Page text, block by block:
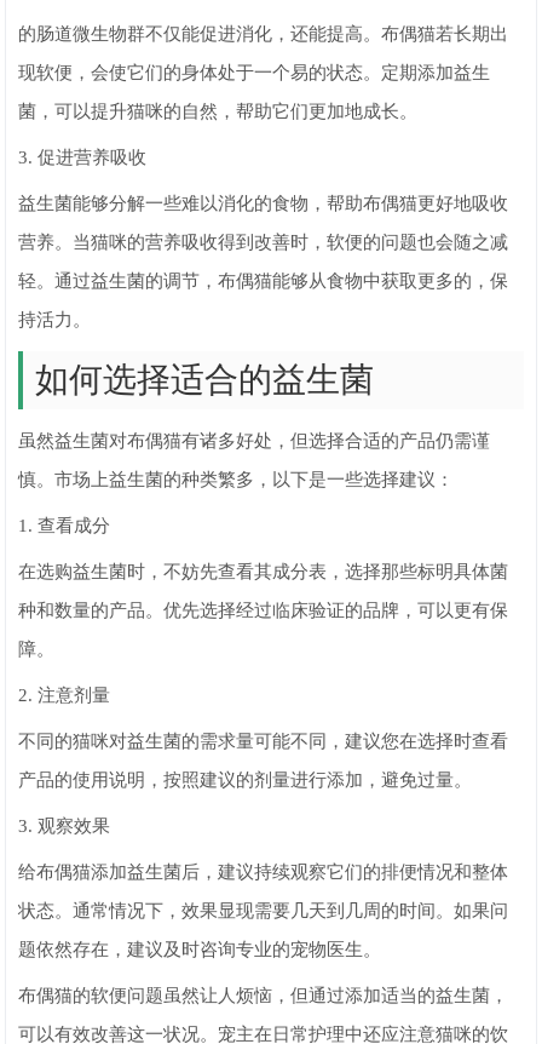
的肠道微生物群不仅能促进消化，还能提高。布偶猫若长期出
现软便，会使它们的身体处于一个易的状态。定期添加益生
菌，可以提升猫咪的自然，帮助它们更加地成长。
3. 促进营养吸收
益生菌能够分解一些难以消化的食物，帮助布偶猫更好地吸收
营养。当猫咪的营养吸收得到改善时，软便的问题也会随之减
轻。通过益生菌的调节，布偶猫能够从食物中获取更多的，保
持活力。
如何选择适合的益生菌
虽然益生菌对布偶猫有诸多好处，但选择合适的产品仍需谨
慎。市场上益生菌的种类繁多，以下是一些选择建议：
1. 查看成分
在选购益生菌时，不妨先查看其成分表，选择那些标明具体菌
种和数量的产品。优先选择经过临床验证的品牌，可以更有保
障。
2. 注意剂量
不同的猫咪对益生菌的需求量可能不同，建议您在选择时查看
产品的使用说明，按照建议的剂量进行添加，避免过量。
3. 观察效果
给布偶猫添加益生菌后，建议持续观察它们的排便情况和整体
状态。通常情况下，效果显现需要几天到几周的时间。如果问
题依然存在，建议及时咨询专业的宠物医生。
布偶猫的软便问题虽然让人烦恼，但通过添加适当的益生菌，
可以有效改善这一状况。宠主在日常护理中还应注意猫咪的饮